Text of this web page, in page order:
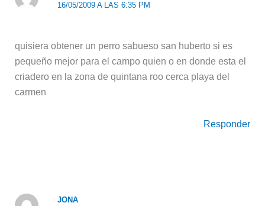
16/05/2009 A LAS 6:35 PM
quisiera obtener un perro sabueso san huberto si es
pequeño mejor para el campo quien o en donde esta el
criadero en la zona de quintana roo cerca playa del
carmen
Responder
JONA